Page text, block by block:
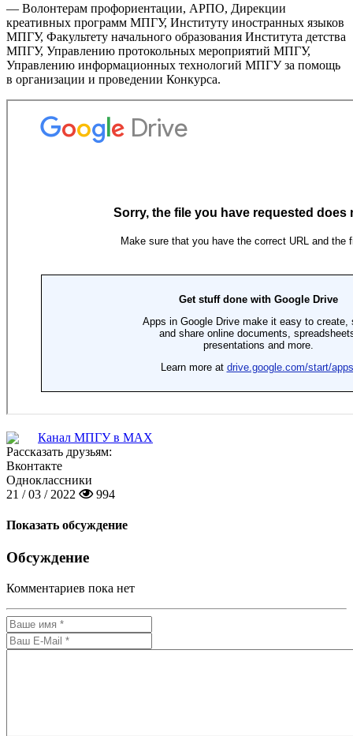
— Волонтерам профориентации, АРПО, Дирекции
креативных программ МПГУ, Институту иностранных языков
МПГУ, Факультету начального образования Института детства
МПГУ, Управлению протокольных мероприятий МПГУ,
Управлению информационных технологий МПГУ за помощь
в организации и проведении Конкурса.
Канал МПГУ в MAX
Рассказать друзьям:
Вконтакте
Одноклассники
21 / 03 / 2022
994
Показать обсуждение
Обсуждение
Комментариев пока нет